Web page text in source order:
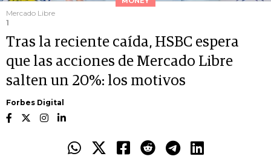
Mercado Libre
1
Tras la reciente caída, HSBC espera
que las acciones de Mercado Libre
salten un 20%: los motivos
Forbes Digital